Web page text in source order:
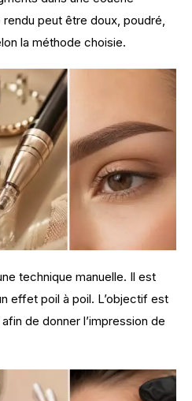
peut être doux, poudré,
la méthode choisie.
technique manuelle. Il est
effet poil à poil. L’objectif est
de donner l’impression de